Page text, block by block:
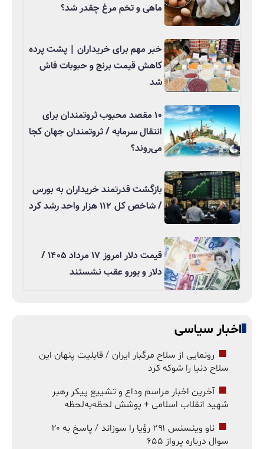
ماهی و تخم مرغ چقدر شد؟
خبر مهم برای خریداران | پشت پرده
کاهش قیمت برنج و حبوبات فاش
شد
۱۰ مقصد محبوب ثروتمندان برای
انتقال سرمایه / ثروتمندان جهان کجا
می‌روند؟
بازگشت قدرتمند خریداران به بورس
/ شاخص کل ۱۱۲ هزار واحد رشد کرد
قیمت دلار امروز ۱۷ مرداد ۱۴۰۵ /
دلار و یورو عقب نشستند
اخبار سیاسی
رونمایی از سلاح مرگبار ایران / قابلیت پنهان این
سلاح دنیا را شوکه کرد
آخرین اخبار مراسم وداع و تشییع پیکر رهبر
شهید انقلاب اسلامی + پوشش لحظه‌به‌لحظه
ناو وینسنس ۲۹۱ رؤیا را سوزاند / پاسخ به ۲۰
سوال درباره پرواز ۶۵۵